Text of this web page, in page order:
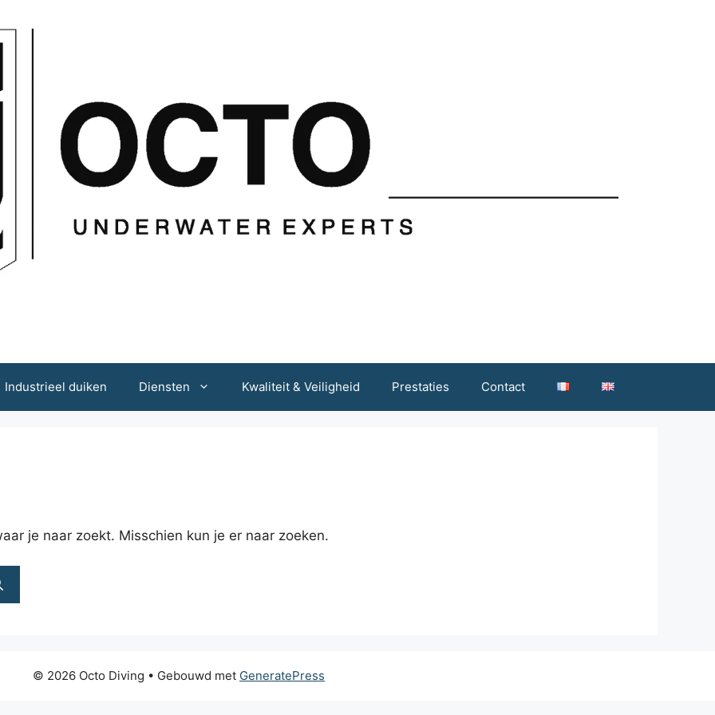
Industrieel duiken Diensten Kwaliteit & Veiligheid Prestaties Contact
je naar zoekt. Misschien kun je er naar zoeken.
© 2026 Octo Diving • Gebouwd met GeneratePress